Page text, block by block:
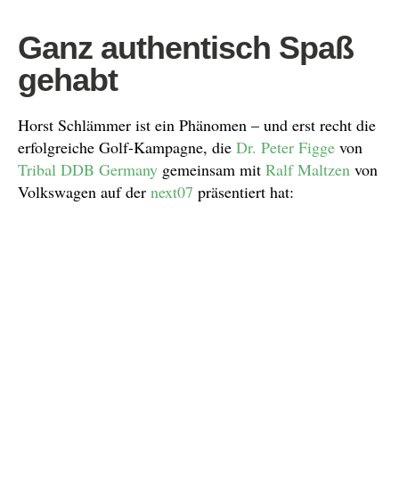
Ganz authentisch Spaß
gehabt
Horst Schlämmer ist ein Phänomen – und erst recht die
erfolgreiche Golf-Kampagne, die Dr. Peter Figge von
Tribal DDB Germany gemeinsam mit Ralf Maltzen von
Volkswagen auf der next07 präsentiert hat: